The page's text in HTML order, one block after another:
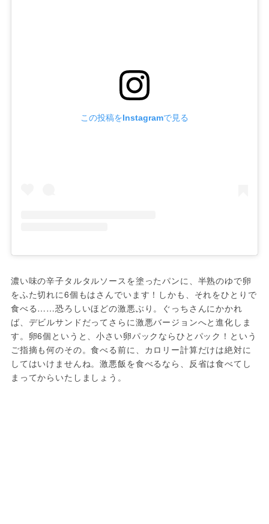
この投稿をInstagramで見る
濃い味の辛子タルタルソースを塗ったパンに、半熟のゆで卵
をふた切れに6個もはさんでいます！しかも、それをひとりで
食べる……恐ろしいほどの激悪ぶり。ぐっちさんにかかれ
ば、デビルサンドだってさらに激悪バージョンへと進化しま
す。卵6個というと、小さい卵パックならひとパック！という
ご指摘も何のその。食べる前に、カロリー計算だけは絶対に
してはいけませんね。激悪飯を食べるなら、反省は食べてし
まってからいたしましょう。